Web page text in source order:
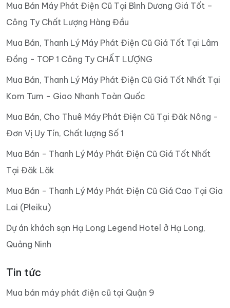
Mua Bán Máy Phát Điện Cũ Tại Bình Dương Giá Tốt –
Công Ty Chất Lượng Hàng Đầu
Mua Bán, Thanh Lý Máy Phát Điện Cũ Giá Tốt Tại Lâm
Đồng - TOP 1 Công Ty CHẤT LƯỢNG
Mua Bán, Thanh Lý Máy Phát Điện Cũ Giá Tốt Nhất Tại
Kom Tum - Giao Nhanh Toàn Quốc
Mua Bán, Cho Thuê Máy Phát Điện Cũ Tại Đăk Nông -
Đơn Vị Uy Tín, Chất lượng Số 1
Mua Bán - Thanh Lý Máy Phát Điện Cũ Giá Tốt Nhất
Tại Đăk Lăk
Mua Bán - Thanh Lý Máy Phát Điện Cũ Giá Cao Tại Gia
Lai (Pleiku)
Dự án khách sạn Hạ Long Legend Hotel ở Hạ Long,
Quảng Ninh
Tin tức
Mua bán máy phát điện cũ tại Quận 9